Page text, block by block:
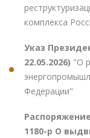
комплекса
Указ
22.05.2026) "О
Федерации"
1180-р О